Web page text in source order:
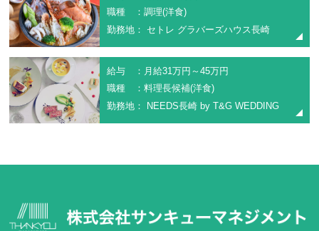
職種 ：調理(洋食)
勤務地： セトレ グラバーズハウス長崎
給与 ：月給31万円～45万円
職種 ：料理長候補(洋食)
勤務地： NEEDS長崎 by T&G WEDDING